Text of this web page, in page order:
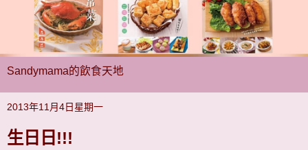
Sandymama的飲食天地
2013年11月4日星期一
生日日!!!